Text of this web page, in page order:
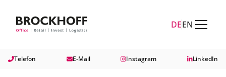
Zum Fuß springen
DEEN
Telefon E-Mail Instagram LinkedIn